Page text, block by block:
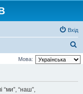
Вхід
о
Мова:
“ми”, “наш”,